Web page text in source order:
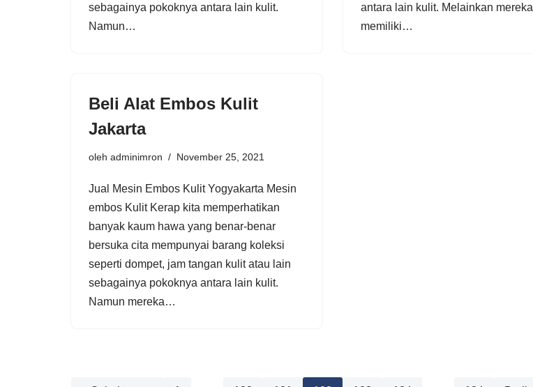
sebagainya pokoknya antara lain kulit.
Namun…
antara lain kulit. Melainkan mereka
memiliki…
Beli Alat Embos Kulit
Jakarta
oleh adminimron November 25, 2021
Jual Mesin Embos Kulit Yogyakarta Mesin
embos Kulit Kerap kita memperhatikan
banyak kaum hawa yang benar-benar
bersuka cita mempunyai barang koleksi
seperti dompet, jam tangan kulit atau lain
sebagainya pokoknya antara lain kulit.
Namun mereka…